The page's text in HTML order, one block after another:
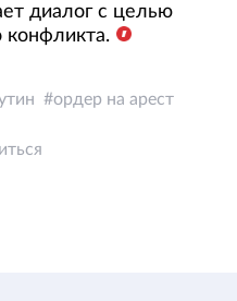
диалог с целью
конфликта.
ордер на арест